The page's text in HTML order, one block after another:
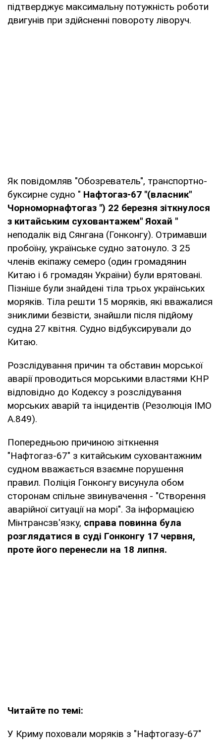
підтверджує максимальну потужність роботи
двигунів при здійсненні повороту ліворуч.
Як повідомляв "Обозреватель", транспортно-
буксирне судно " Нафтогаз-67 "(власник"
Чорноморнафтогаз ") 22 березня зіткнулося
з китайським суховантажем" Яохай "
неподалік від Сянгана (Гонконгу). Отримавши
пробоїну, українське судно затонуло. З 25
членів екіпажу семеро (один громадянин
Китаю і 6 громадян України) були врятовані.
Пізніше були знайдені тіла трьох українських
моряків. Тіла решти 15 моряків, які вважалися
зниклими безвісти, знайшли після підйому
судна 27 квітня. Судно відбуксирували до
Китаю.
Розслідування причин та обставин морської
аварії проводиться морськими властями КНР
відповідно до Кодексу з розслідування
морських аварій та інцидентів (Резолюція ІМО
А.849).
Попередньою причиною зіткнення
"Нафтогаз-67" з китайським суховантажним
судном вважається взаємне порушення
правил. Поліція Гонконгу висунула обом
сторонам спільне звинувачення - "Створення
аварійної ситуації на морі". За інформацією
Мінтрансзв'язку, справа повинна була
розглядатися в суді Гонконгу 17 червня,
проте його перенесли на 18 липня.
Читайте по темі:
У Криму поховали моряків з "Нафтогазу-67"